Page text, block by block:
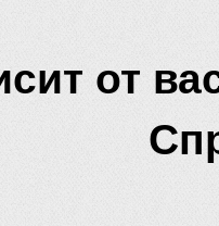
от